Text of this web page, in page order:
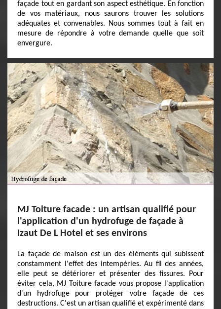
façade tout en gardant son aspect esthétique. En fonction
de vos matériaux, nous saurons trouver les solutions
adéquates et convenables. Nous sommes tout à fait en
mesure de répondre à votre demande quelle que soit
envergure.
MJ Toiture facade : un artisan qualifié pour
l'application d'un hydrofuge de façade à
Izaut De L Hotel et ses environs
La façade de maison est un des éléments qui subissent
constamment l'effet des intempéries. Au fil des années,
elle peut se détériorer et présenter des fissures. Pour
éviter cela, MJ Toiture facade vous propose l'application
d'un hydrofuge pour protéger votre façade de ces
destructions. C'est un artisan qualifié et expérimenté dans